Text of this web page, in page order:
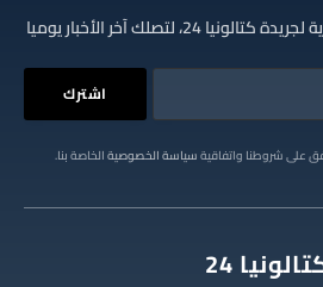
لتصلك آخر الأخبار يوميا
على شروطنا واتفاقيةسياسة الخصوصيةالخاصة بنا.
24